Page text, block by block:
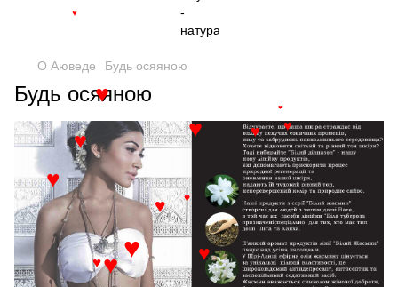
О Аюведе Будь осяяною
Будь осяяною
♥
♥
♥
♥ ♥
♥
♥
♥
♥
♥
♥
♥
♥
♥
♥